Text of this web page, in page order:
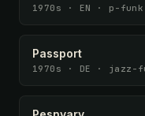
1970s · EN · p-funk
Passport
1970s · DE · jazz-